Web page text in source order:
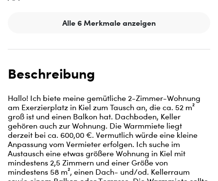
Alle 6 Merkmale anzeigen
Beschreibung
Hallo! Ich biete meine gemütliche 2-Zimmer-Wohnung
am Exerzierplatz in Kiel zum Tausch an, die ca. 52 m²
groß ist und einen Balkon hat. Dachboden, Keller
gehören auch zur Wohnung. Die Warmmiete liegt
derzeit bei ca. 600,00 €. Vermutlich würde eine kleine
Anpassung vom Vermieter erfolgen. Ich suche im
Austausch eine etwas größere Wohnung in Kiel mit
mindestens 2,5 Zimmern und einer Größe von
mindestens 58 m², einen Dach- und/od. Kellerraum